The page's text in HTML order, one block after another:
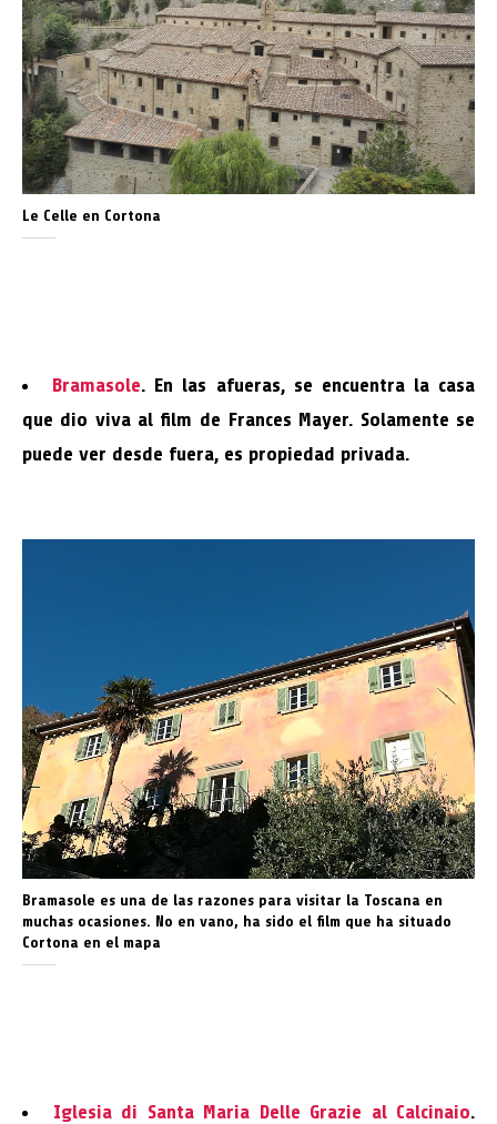
Le Celle en Cortona
Bramasole. En las afueras, se encuentra la casa
que dio viva al film de Frances Mayer. Solamente se
puede ver desde fuera, es propiedad privada.
Bramasole es una de las razones para visitar la Toscana en
muchas ocasiones. No en vano, ha sido el film que ha situado
Cortona en el mapa
Iglesia di Santa Maria Delle Grazie al Calcinaio.